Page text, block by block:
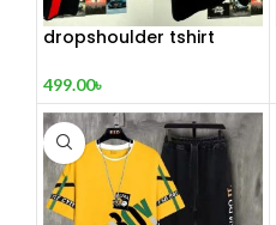
dropshoulder tshirt
499.00৳